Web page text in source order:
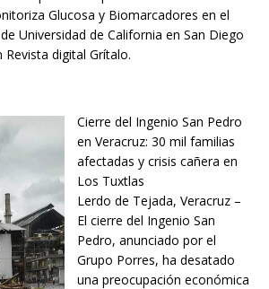
Glucosa y Biomarcadores en el
Universidad de California en San Diego
digital Grítalo.
Cierre del Ingenio San Pedro
en Veracruz: 30 mil familias
afectadas y crisis cañera en
Los Tuxtlas
Lerdo de Tejada, Veracruz –
El cierre del Ingenio San
Pedro, anunciado por el
Grupo Porres, ha desatado
una preocupación económica